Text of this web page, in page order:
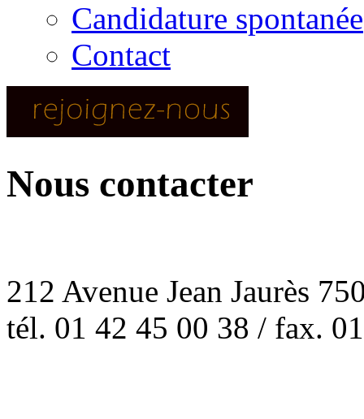
Candidature spontanée
Contact
Nous contacter
212 Avenue Jean Jaurès
tél. 01 42 45 00 38 / fax.